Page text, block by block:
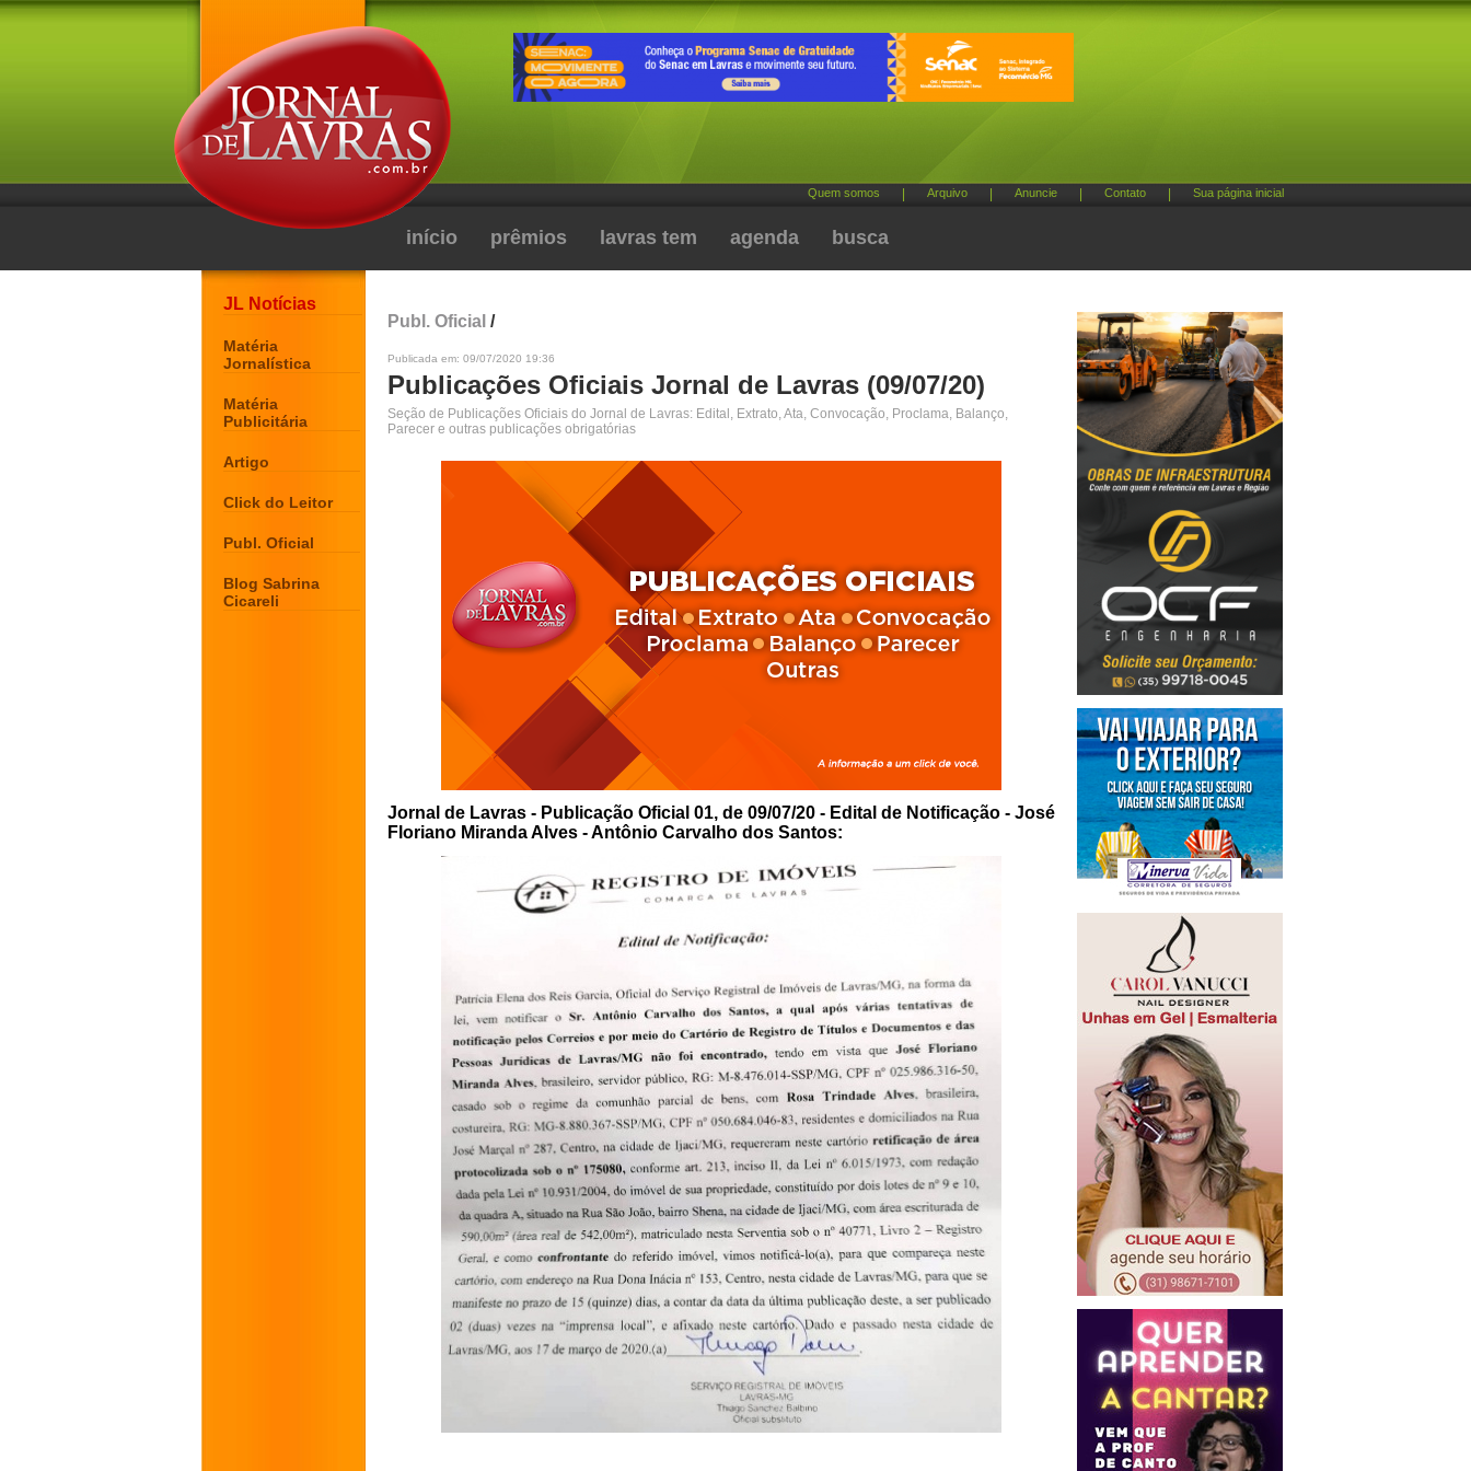
Quem somos Arquivo Anuncie Contato Sua página inicial
início prêmios lavras tem agenda busca
JL Notícias
Matéria
Jornalística
Matéria
Publicitária
Artigo
Click do Leitor
Publ. Oficial
Blog Sabrina
Cicareli
Publ. Oficial /
Publicada em: 09/07/2020 19:36
Publicações Oficiais Jornal de Lavras (09/07/20)
Seção de Publicações Oficiais do Jornal de Lavras: Edital, Extrato, Ata, Convocação, Proclama, Balanço,
Parecer e outras publicações obrigatórias
Jornal de Lavras - Publicação Oficial 01, de 09/07/20 - Edital de Notificação - José
Floriano Miranda Alves - Antônio Carvalho dos Santos: